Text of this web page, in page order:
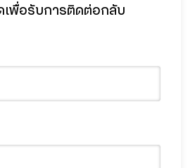
Security
เพื่อรับการติดต่อกลับ